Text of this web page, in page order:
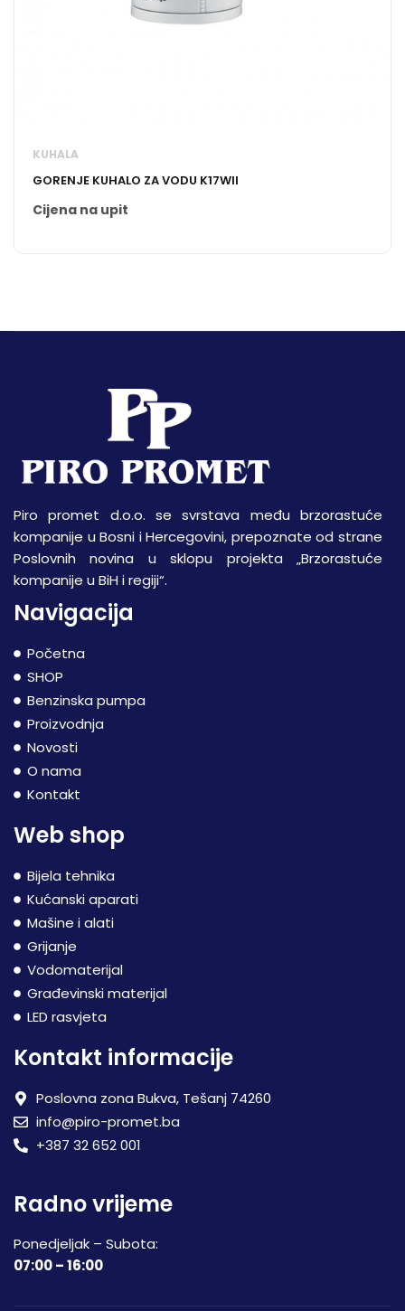
KUHALA
GORENJE KUHALO ZA VODU K17WII
Cijena na upit
Piro promet d.o.o. se svrstava među brzorastuće
kompanije u Bosni i Hercegovini, prepoznate od strane
Poslovnih novina u sklopu projekta „Brzorastuće
kompanije u BiH i regiji“.
Navigacija
Početna
SHOP
Benzinska pumpa
Proizvodnja
Novosti
O nama
Kontakt
Web shop
Bijela tehnika
Kućanski aparati
Mašine i alati
Grijanje
Vodomaterijal
Građevinski materijal
LED rasvjeta
Kontakt informacije
Poslovna zona Bukva, Tešanj 74260
info@piro-promet.ba
+387 32 652 001
Radno vrijeme
Ponedjeljak – Subota:
07:00 – 16:00